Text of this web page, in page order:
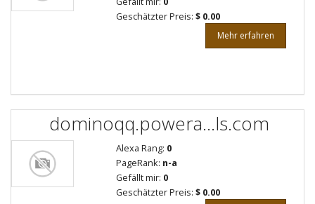
Geschätzter Preis: $ 0.00
Mehr erfahren
dominoqq.powera...ls.com
Alexa Rang: 0
PageRank: n-a
Gefällt mir: 0
Geschätzter Preis: $ 0.00